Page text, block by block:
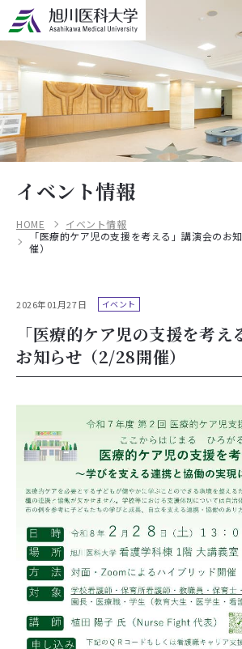
イベント情報
HOME
イベント情報
「医療的ケア児の支援を考える」講演会のお
催）
2026年01月27日 イベント
「医療的ケア児の支援を考え
お知らせ（2/28開催）